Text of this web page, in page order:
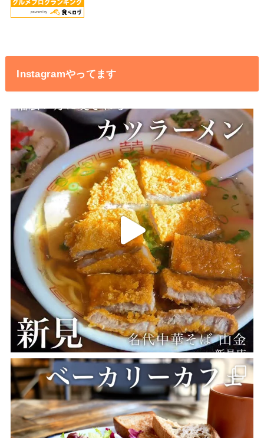
Instagramやってます